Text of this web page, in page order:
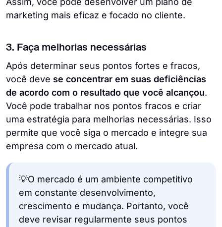
marketing mais eficaz e focado no cliente.
3. Faça melhorias necessárias
Após determinar seus pontos fortes e fracos,
você deve se concentrar em suas deficiências
de acordo com o resultado que você alcançou.
Você pode trabalhar nos pontos fracos e criar
uma estratégia para melhorias necessárias. Isso
permite que você siga o mercado e integre sua
empresa com o mercado atual.
💡O mercado é um ambiente competitivo
em constante desenvolvimento,
crescimento e mudança. Portanto, você
deve revisar regularmente seus pontos